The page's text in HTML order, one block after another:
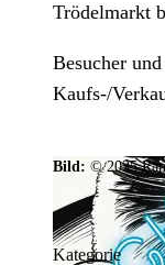
Trödelmarkt
Besucher
Kaufs-/
Bild: © 2025
Kategorie